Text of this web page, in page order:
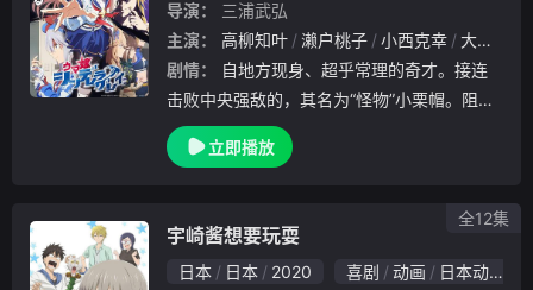
导演：
三浦武弘
主演：
高柳知叶 濑户桃子 小西克幸
大塚芳忠
剧情：
击败中央强敌的，其名为“怪物”小栗帽。阻挡
在她面前的，是“最强”玉藻十字。更有跨越海
洋而来的“世界”赛马娘们。这位终将开创一个“
立即播放
宇崎酱想要玩耍
日本 日本 2020 喜剧 动画
日本动漫
全12集